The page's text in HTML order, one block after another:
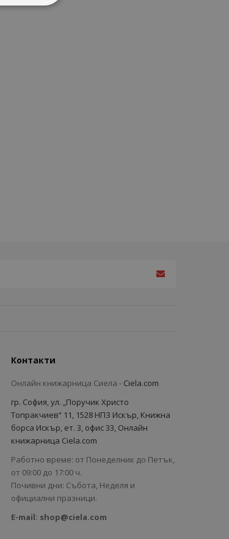
Контакти
Онлайн книжарница Сиела - Ciela.com
гр. София, ул. „Поручик Христо
Топракчиев“ 11, 1528 НПЗ Искър, Книжна
борса Искър, ет. 3, офис 33, Онлайн
книжарница Ciela.com
Работно време: от Понеделник до Петък,
от 09:00 до 17:00 ч.
Почивни дни: Събота, Неделя и
официални празници.
E-mail: shop@ciela.com